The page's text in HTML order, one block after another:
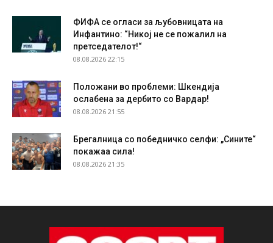
ФИФА се огласи за љубовницата на
Инфантино: “Никој не се пожалил на
претседателот!“
08.08.2026 22:15
Положани во проблеми: Шкендија
ослабена за дербито со Вардар!
08.08.2026 21:55
Брегалница со победничко селфи: „Сините“
покажаа сила!
08.08.2026 21:35